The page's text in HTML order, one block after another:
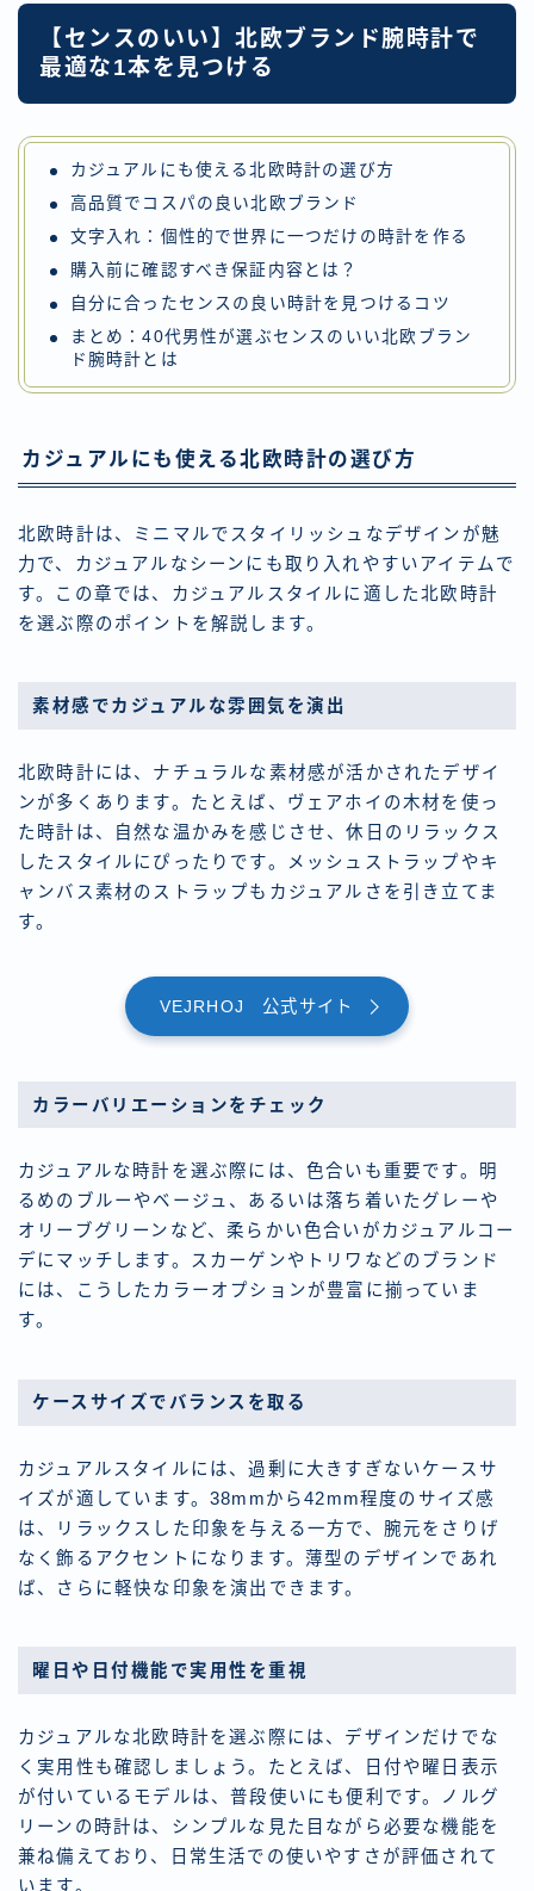
【 センスのいい 】 北欧ブランド腕時計で
最適な1本を見つける
カジュアルにも使える北欧時計の選び方
高品質でコスパの良い北欧ブランド
文字入れ：個性的で世界に一つだけの時計を作る
購入前に確認すべき保証内容とは？
自分に合ったセンスの良い時計を見つけるコツ
まとめ：40代男性が選ぶセンスのいい北欧ブラン
ド腕時計とは
カジュアルにも使える北欧時計の選び方
北欧時計は、ミニマルでスタイリッシュなデザインが魅
力で、カジュアルなシーンにも取り入れやすいアイテムで
す。この章では、カジュアルスタイルに適した北欧時計
を選ぶ際のポイントを解説します。
素材感でカジュアルな雰囲気を演出
北欧時計には、ナチュラルな素材感が活かされたデザイ
ンが多くあります。たとえば、ヴェアホイの木材を使っ
た時計は、自然な温かみを感じさせ、休日のリラックス
したスタイルにぴったりです。メッシュストラップやキ
ャンバス素材のストラップもカジュアルさを引き立てま
す。
VEJRHOJ 公式サイト
カラーバリエーションをチェック
カジュアルな時計を選ぶ際には、色合いも重要です。明
るめのブルーやベージュ、あるいは落ち着いたグレーや
オリーブグリーンなど、柔らかい色合いがカジュアルコー
デにマッチします。スカーゲンやトリワなどのブランド
には、こうしたカラーオプションが豊富に揃っていま
す。
ケースサイズでバランスを取る
カジュアルスタイルには、過剰に大きすぎないケースサ
イズが適しています。38mmから42mm程度のサイズ感
は、リラックスした印象を与える一方で、腕元をさりげ
なく飾るアクセントになります。薄型のデザインであれ
ば、さらに軽快な印象を演出できます。
曜日や日付機能で実用性を重視
カジュアルな北欧時計を選ぶ際には、デザインだけでな
く実用性も確認しましょう。たとえば、日付や曜日表示
が付いているモデルは、普段使いにも便利です。ノルグ
リーンの時計は、シンプルな見た目ながら必要な機能を
兼ね備えており、日常生活での使いやすさが評価されて
います。